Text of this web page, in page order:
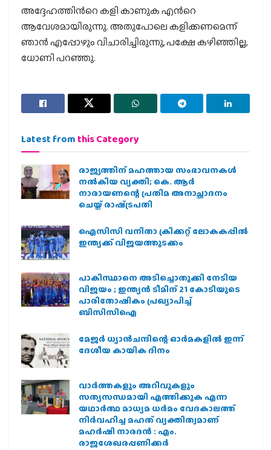
അദ്ദേഹത്തിന്‍റെ കളി കാണുക എന്‍റെ
ആവേശമായിരുന്നു. അതുപോലെ കളിക്കണമെന്ന്
ഞാന്‍ എപ്പോഴും വിചാരിച്ചിരുന്നു, പക്ഷേ കഴിഞ്ഞില്ല,
ധോണി പറഞ്ഞു.
Latest from this Category
രാജ്യത്തിന് മഹത്തായ സംഭാവനകൾ
നൽകിയ വ്യക്തി; കെ. ആർ
നാരായണന്റെ പ്രതിമ അനാച്ഛാദനം
ചെയ്ത് രാഷ്‌ട്രപതി
ഐസിസി വനിതാ ക്രിക്കറ്റ് ലോകകപ്പില്‍
ഇന്ത്യക്ക് വിജയത്തുടക്കം
പാകിസ്ഥാനെ അടിച്ചൊതുക്കി നേടിയ
വിജയം ; ഇന്ത്യൻ ടീമിന് 21 കോടിയുടെ
പാരിതോഷികം പ്രഖ്യാപിച്ച്
ബിസിസിഐ
മേജർ ധ്യാൻചന്ദിന്റെ ഓർമകളിൽ ഇന്ന്
ദേശീയ കായിക ദിനം
വാർത്തകളും അറിവുകളും
സത്യസന്ധമായി എത്തിക്കുക എന്ന
യഥാർത്ഥ മാധ്യമ ധർമം വേദകാലത്ത്
നിർവഹിച്ച മഹത് വ്യക്തിത്വമാണ്
മഹർഷി നാരദൻ : എം.
രാജശേഖരപ്പണിക്കർ